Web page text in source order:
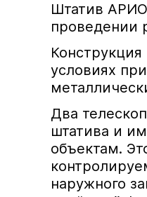
Штатив
проведении
условиях
Два
штатива и
объектам.
наружного